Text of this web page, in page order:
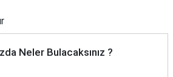
Neler Bulacaksınız ?